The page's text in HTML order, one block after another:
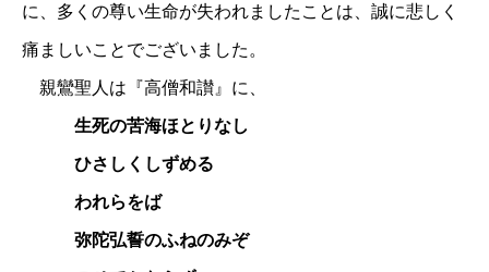
に、多くの尊い生命が失われましたことは、誠に悲しく
痛ましいことでございました。
親鸞聖人は『高僧和讃』に、
生死の苦海ほとりなし
ひさしくしずめる
われらをば
弥陀弘誓のふねのみぞ